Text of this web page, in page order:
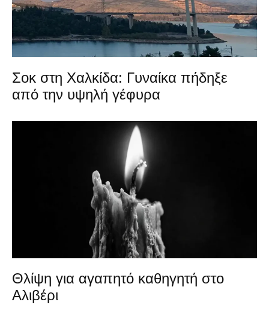
Σοκ στη Χαλκίδα: Γυναίκα πήδηξε
από την υψηλή γέφυρα
Θλίψη για αγαπητό καθηγητή στο
Αλιβέρι